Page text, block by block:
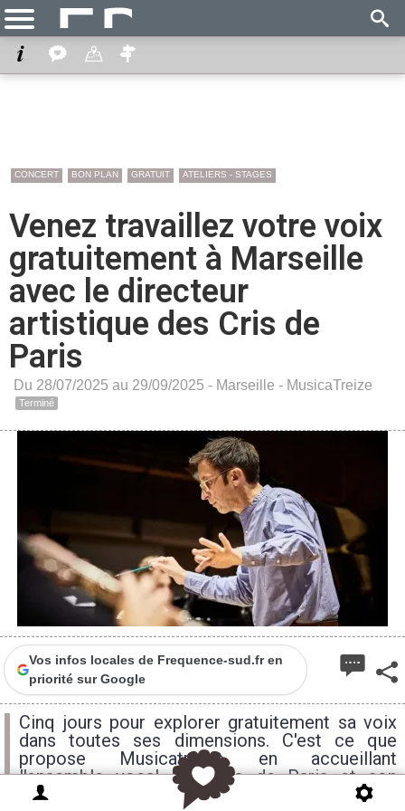
CONCERT BON PLAN GRATUIT ATELIERS - STAGES
Venez travaillez votre voix
gratuitement à Marseille
avec le directeur
artistique des Cris de
Paris
Du 28/07/2025 au 29/09/2025 - Marseille - MusicaTreize
Terminé
Vos infos locales de Frequence-sud.fr en
priorité sur Google
Cinq jours pour explorer gratuitement sa voix
dans toutes ses dimensions. C'est ce que
propose Musicatreize en accueillant
l'ensemble vocal Les Cris de Paris et son
directeur artistique Geoffrey Jourdain pour un